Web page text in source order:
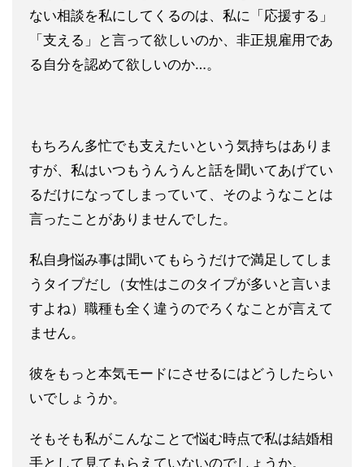
ない相談を私にしてくるのは、私に「応援する」
「支える」と言って欲しいのか、非正規雇用であ
る自分を認めて欲しいのか…。
もちろん多忙でも支えたいという気持ちはありま
すが、私はいつも うんうんと話を聞いてあげてい
るだけになってしまっていて、 そのようなことは
言ったことがありませんでした。
私自身悩み事は聞いてもらうだけで満足してしま
うタイプだし（女性はこのタイプが多いと言いま
すよね）職種も全く違うのでろくなことが言えて
ません。
彼をもっと本気モードにさせるにはどうしたらい
いでしょうか。
そもそも私がこんなことで悩む時点で私は結婚相
手として見てもら えていないのでしょうか。